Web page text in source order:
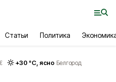
Статьи Политика
+30 °С, ясно Белгород